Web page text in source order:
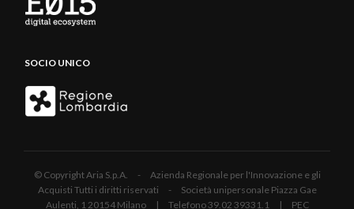
SOCIO UNICO
© Copyright Aria S.p.A. - Azienda Regionale per l'Innovazione e gli
Acquisti Tutti i diritti riservati - Società unipersonale Piazza Gae
Aulenti, 1 20154 Milano | Telefono 39.02 39331.1 | PEC